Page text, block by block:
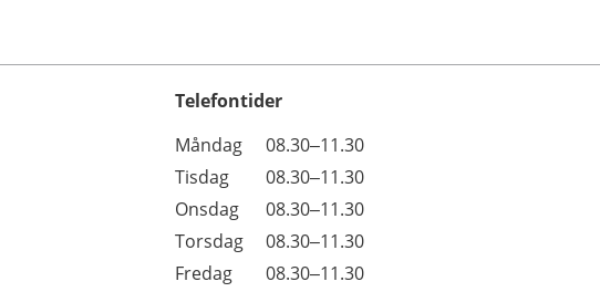
Telefontider
Dag
Öppettider
Kommentarer
Måndag
08.30–11.30
Tisdag
08.30–11.30
Onsdag
08.30–11.30
Torsdag
08.30–11.30
Fredag
08.30–11.30